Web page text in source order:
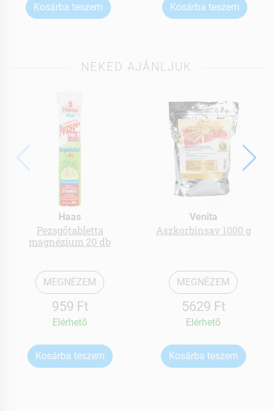
Kosárba teszem Kosárba teszem
NEKED AJÁNLJUK
Haas
Pezsgőtabletta
magnézium 20 db
MEGNÉZEM
959 Ft
Elérhetõ
Kosárba teszem
Venita
Aszkorbinsav 1000 g
MEGNÉZEM
5629 Ft
Elérhetõ
Kosárba teszem